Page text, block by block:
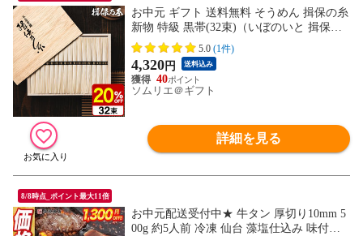
お中元 ギフト 送料無料 そうめん 揖保の糸
新物 特級 黒帯(32束)（いぼのいと 揖保乃
糸 素麺） メーカー包装済 (A4) ST-50N / 結
婚内祝い 出産内祝い 詰合せ 快気祝 ご挨拶
お礼 写真入り メッセージカード お返し
5.0 (1件)
4,320円 送料込み
40
ソムリエ＠ギフト
詳細を見る
8/8時点_ポイント最大11倍
お中元配送受付中★ 牛タン 厚切り10mm 5
00g 約5人前 冷凍 仙台 藻塩仕込み 味付け